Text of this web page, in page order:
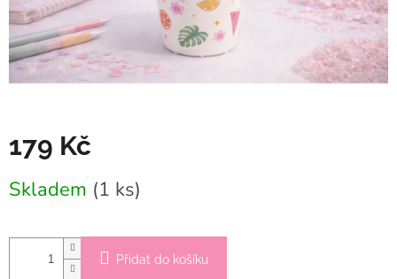
179 Kč
cena:
Skladem (1 ks)
Přidat do košíku